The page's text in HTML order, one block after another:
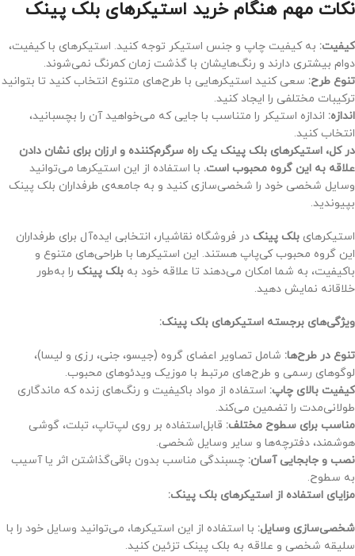
نکات مهم هنگام خرید استیکرهای بلک پینک
کیفیت: به کیفیت چاپ و جنس استیکر توجه کنید. استیکرهای با کیفیت،
دوام بیشتری دارند و رنگ‌هایشان با گذشت زمان کمرنگ نمی‌شوند.
تنوع طرح: سعی کنید استیکرهایی با طرح‌های متنوع انتخاب کنید تا بتوانید
ترکیبات مختلفی را ایجاد کنید.
اندازه: اندازه استیکر را متناسب با جایی که می‌خواهید آن را بچسبانید،
انتخاب کنید.
در کل، استیکرهای بلک پینک یک راه سرگرم‌کننده و ارزان برای نشان دادن
علاقه به این گروه محبوب است. با استفاده از این استیکرها می‌توانید
وسایل شخصی خود را شخصی‌سازی کنید و به جامعه‌ی طرفداران بلک پینک
بپیوندید.
استیکرهای بلک پینک در فروشگاه نقاشیار، انتخابی ایده‌آل برای طرفداران
این گروه محبوب کی‌پاپ هستند. این استیکرها با طراحی‌های متنوع و
باکیفیت، به شما امکان می‌دهند تا علاقه خود به بلک پینک را به‌طور
خلاقانه نمایش دهید.
ویژگی‌های برجسته استیکرهای بلک پینک:
تنوع در طرح‌ها: شامل تصاویر اعضای گروه (جیسو، جنی، رزی و لیسا)،
لوگوهای رسمی و طرح‌های مرتبط با موزیک ویدئوهای محبوب.
کیفیت بالای چاپ: استفاده از مواد باکیفیت و رنگ‌های زنده که ماندگاری
طولانی‌مدت را تضمین می‌کند.
مناسب برای سطوح مختلف: قابل‌استفاده بر روی لپ‌تاپ، تبلت، گوشی
هوشمند، دفترچه‌ها و سایر وسایل شخصی.
نصب و جابجایی آسان: چسبندگی مناسب بدون باقی‌گذاشتن اثر یا آسیب
به سطوح.
مزایای استفاده از استیکرهای بلک پینک:
شخصی‌سازی وسایل: با استفاده از این استیکرها، می‌توانید وسایل خود را با
سلیقه شخصی و علاقه به بلک پینک تزئین کنید.